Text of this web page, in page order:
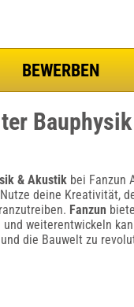
& Akustikbei Fanzun
deine Kreativität,
Fanzun
weiterentwickeln
die Bauwelt zu